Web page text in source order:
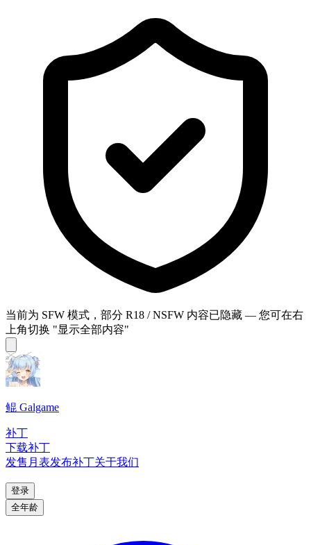
当前为 SFW 模式，部分 R18 / NSFW 内容已隐藏 — 您可在右
上角切换 "显示全部内容"
鲲 Galgame
补丁
下载补丁
发售月表发布补丁关于我们
登录
全年龄